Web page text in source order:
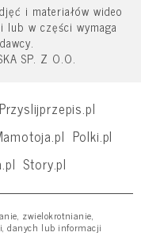
i materiałów wideo
lub w części wymaga
SP. Z O.O.
Przyslijprzepis.pl
Polki.pl
Story.pl
zwielokrotnianie,
danych lub informacji